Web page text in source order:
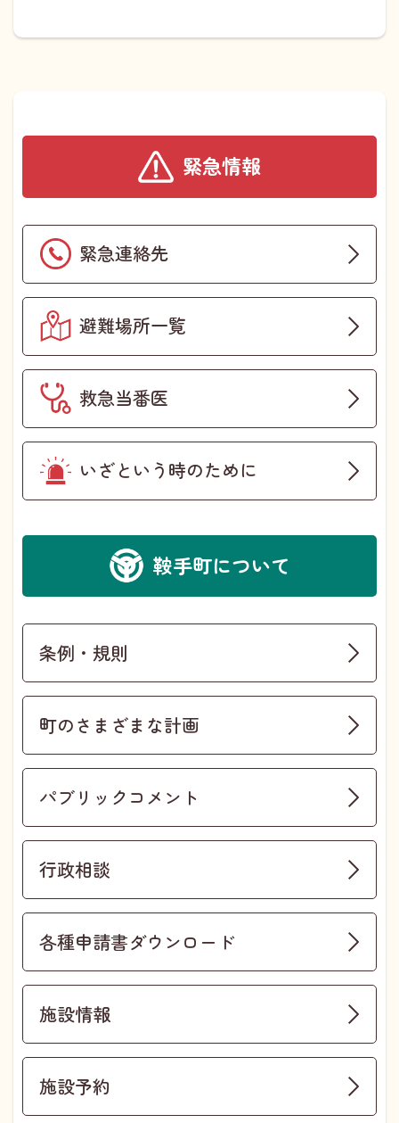
緊急情報
緊急連絡先
避難場所一覧
救急当番医
いざという時のために
鞍手町について
条例・規則
町のさまざまな計画
パブリックコメント
行政相談
各種申請書ダウンロード
施設情報
施設予約